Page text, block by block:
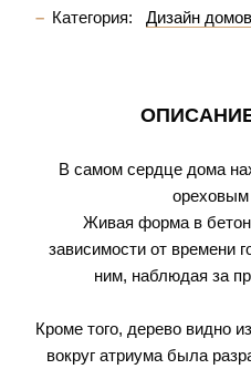
Категория:
Дизайн домов
В самом сердце дома
Живая форма в
зависимости от времени
ним, наблюдая за
Кроме того, дерево видно
вокруг атриума была